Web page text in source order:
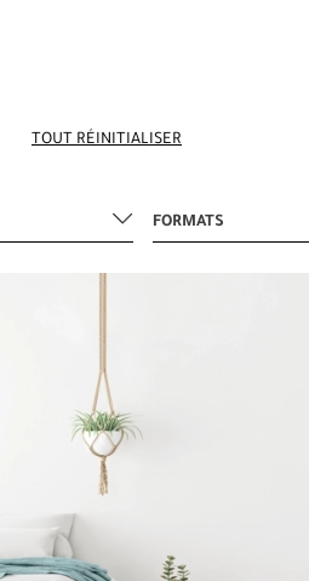
TOUT RÉINITIALISER
FORMATS